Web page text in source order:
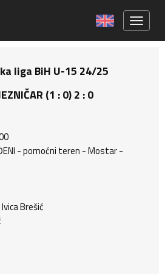
liga BiH U-15 24/25
(1 : 0) 2 : 0
- pomoćni teren - Mostar -
Ivica Brešić